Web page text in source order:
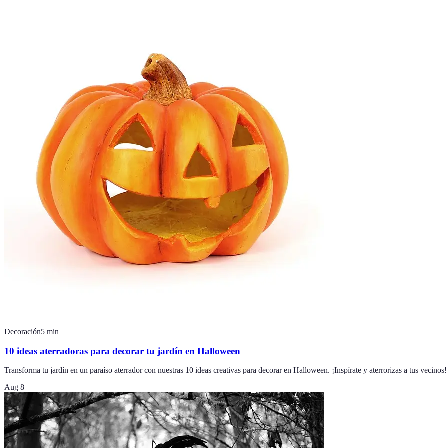
Decoración5 min
10 ideas aterradoras para decorar tu jardín en Halloween
Transforma tu jardín en un paraíso aterrador con nuestras 10 ideas creativas para decorar en Halloween. ¡Inspírate y aterrorizas a tus vecinos!
Aug 8